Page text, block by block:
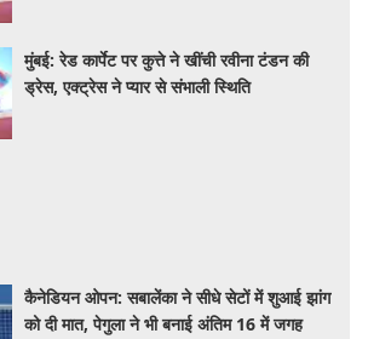
मुंबई: रेड कार्पेट पर कुत्ते ने खींची रवीना टंडन की
ड्रेस, एक्ट्रेस ने प्यार से संभाली स्थिति
कैनेडियन ओपन: सबालेंका ने सीधे सेटों में शुआई झांग
को दी मात, पेगुला ने भी बनाई अंतिम 16 में जगह